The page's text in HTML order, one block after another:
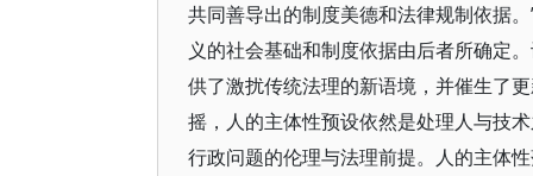
共同善导出的制度美德和法律规制依据
义的社会基础和制度依据由后者所确定
供了激扰传统法理的新语境，并催生了
摇，人的主体性预设依然是处理人与技
行政问题的伦理与法理前提。人的主体